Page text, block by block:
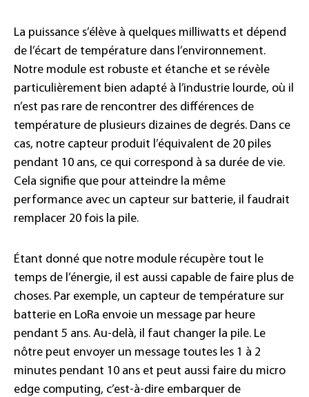
La puissance s’élève à quelques milliwatts et dépend
de l’écart de température dans l’environnement.
Notre module est robuste et étanche et se révèle
particulièrement bien adapté à l’industrie lourde, où il
n’est pas rare de rencontrer des différences de
température de plusieurs dizaines de degrés. Dans ce
cas, notre capteur produit l’équivalent de 20 piles
pendant 10 ans, ce qui correspond à sa durée de vie.
Cela signifie que pour atteindre la même
performance avec un capteur sur batterie, il faudrait
remplacer 20 fois la pile.
Étant donné que notre module récupère tout le
temps de l’énergie, il est aussi capable de faire plus de
choses. Par exemple, un capteur de température sur
batterie en LoRa envoie un message par heure
pendant 5 ans. Au-delà, il faut changer la pile. Le
nôtre peut envoyer un message toutes les 1 à 2
minutes pendant 10 ans et peut aussi faire du micro
edge computing, c’est-à-dire embarquer de